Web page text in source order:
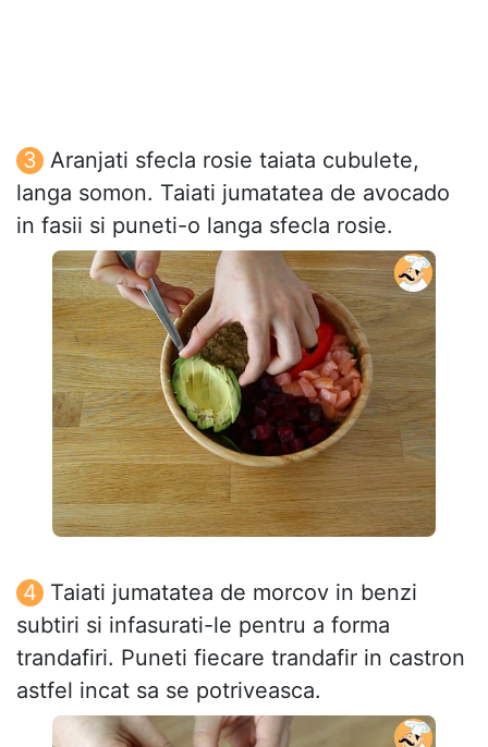
Aranjati sfecla rosie taiata cubulete,
langa somon. Taiati jumatatea de avocado
in fasii si puneti-o langa sfecla rosie.
Taiati jumatatea de morcov in benzi
subtiri si infasurati-le pentru a forma
trandafiri. Puneti fiecare trandafir in castron
astfel incat sa se potriveasca.